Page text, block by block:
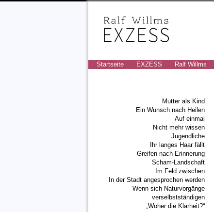
Startseite EXZESS Ralf Willms
Mutter als Kind
Ein Wunsch nach Heilen
Auf einmal
Nicht mehr wissen
Jugendliche
Ihr langes Haar fällt
Greifen nach Erinnerung
Scham-Landschaft
Im Feld zwischen
In der Stadt angesprochen werden
Wenn sich Naturvorgänge
verselbstständigen
„Woher die Klarheit?“